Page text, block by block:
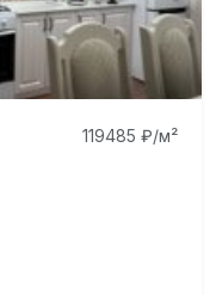
119485 ₽/м²